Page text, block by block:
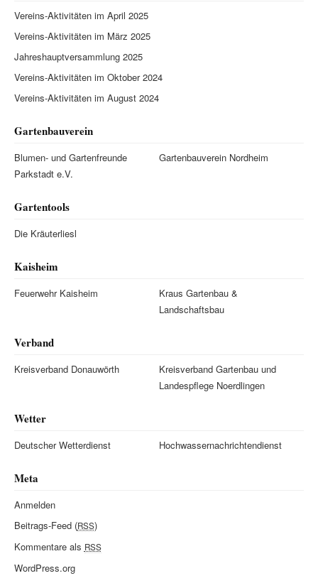
Vereins-Aktivitäten im April 2025
Vereins-Aktivitäten im März 2025
Jahreshauptversammlung 2025
Vereins-Aktivitäten im Oktober 2024
Vereins-Aktivitäten im August 2024
Gartenbauverein
Blumen- und Gartenfreunde
Parkstadt e.V.
Gartenbauverein Nordheim
Gartentools
Die Kräuterliesl
Kaisheim
Feuerwehr Kaisheim
Kraus Gartenbau &
Landschaftsbau
Verband
Kreisverband Donauwörth
Kreisverband Gartenbau und
Landespflege Noerdlingen
Wetter
Deutscher Wetterdienst Hochwassernachrichtendienst
Meta
Anmelden
Beitrags-Feed (RSS)
Kommentare als RSS
WordPress.org